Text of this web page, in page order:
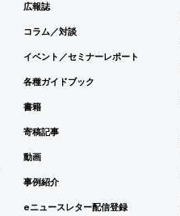
広報誌
コラム／対談
イベント／セミナーレポート
各種ガイドブック
書籍
寄稿記事
動画
事例紹介
eニュースレター配信登録